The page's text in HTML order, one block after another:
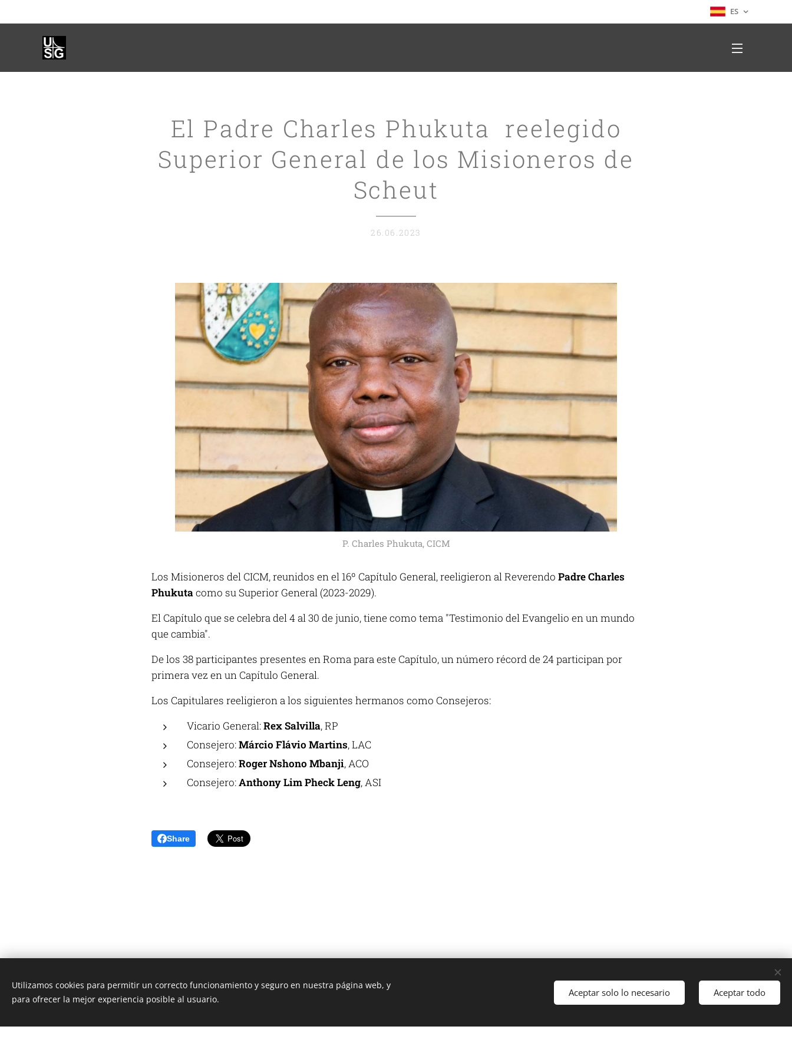
ES
El Padre Charles Phukuta reelegido
Superior General de los Misioneros de
Scheut
26.06.2023
P. Charles Phukuta, CICM
Los Misioneros del CICM, reunidos en el 16º Capítulo General, reeligieron al Reverendo Padre Charles
Phukutacomo su Superior General (2023-2029).
El Capítulo que se celebra del 4 al 30 de junio, tiene como tema "Testimonio del Evangelio en un mundo
que cambia".
De los 38 participantes presentes en Roma para este Capítulo, un número récord de 24 participan por
primera vez en un Capítulo General.
Los Capitulares reeligieron a los siguientes hermanos como Consejeros:
Vicario General:Rex Salvilla, RP
Consejero:Márcio Flávio Martins, LAC
Consejero:Roger Nshono Mbanji, ACO
Consejero:Anthony Lim Pheck Leng, ASI
Share
Unione Superiori Generali - Via dei Penitenzieri 19 -00193 ROMA
Cookies
Idiomas
Français Español
Utilizamos cookies para permitir un correcto funcionamiento y seguro en nuestra página web, y
para ofrecer la mejor experiencia posible al usuario.
Aceptar solo lo necesario Aceptar todo